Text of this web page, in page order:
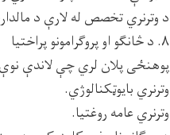
د وترنري تخصص له لارې د
۸. د څانګو او پروګرامونو پراختیا
پوهنځی پلان لري چې لاندې نوې
وترنري بایوټکنالوژي.
وترنري عامه روغتیا.